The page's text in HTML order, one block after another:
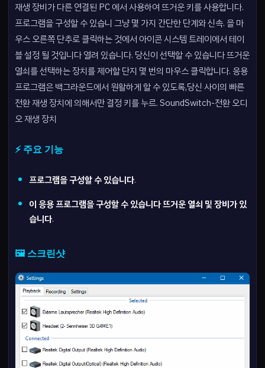
재생 장비가 다른 연결된 PC 에서 사용하여 뜨거운 키를 사용합니다.
프로그램을 구성할 수 있습니 그냥 몇 가지 간단한 단계와 신속. 을 마
우스 오른쪽 단추로 클릭하는 것에서 아이콘 시스템 트레이에서 테이
블 설정 될 것입니다 열려 있습니다. 당신이 선택할 수 있습니다 뜨거운
열쇠를 선택하는 장치를 제어할 단지 몇 번의 마우스 클릭합니다. 응용
프로그램은 백그라운드에서 원활하게 할 수 있도록,당신 사이의 빠른
전환 재생 장치에 의해서만 결정 키를 누르. SoundSwitch-전환 오디
오 재생 장치
⚡ 주요 기능
프로그램을 구성할 수 있습니다.
이 응용 프로그램을 구성할 수 있습니다 뜨거운 열쇠 및 장비가 있
습니다.
🖼️ 스크린샷